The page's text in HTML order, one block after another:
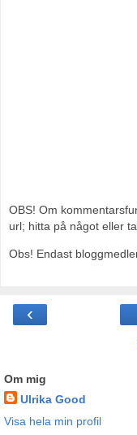
OBS! Om
url; hitta på något eller
Obs! Endast
‹
Om mig
Ulrika Good
Visa hela min profil